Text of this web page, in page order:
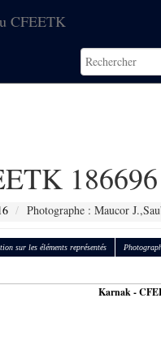
CFEETK
186696
Photographe : Maucor
sur les éléments représentés